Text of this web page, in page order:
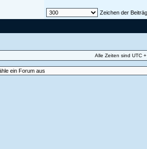
Zeichen der
Alle Zeiten sind UTC